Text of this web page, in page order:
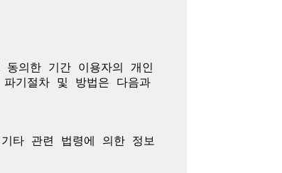
의한 기간 이용자의 개인
기절차 및 방법은 다음과
타 관련 법령에 의한 정보